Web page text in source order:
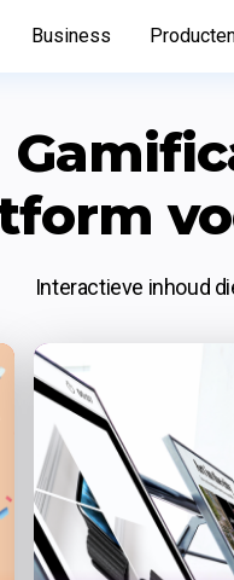
Business
Interactieve inhoud